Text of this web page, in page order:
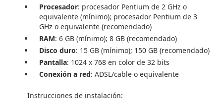
Procesador: procesador Pentium de 2 GHz o
equivalente (mínimo); procesador Pentium de 3
GHz o equivalente (recomendado)
RAM: 6 GB (mínimo); 8 GB (recomendado)
Disco duro: 15 GB (mínimo); 150 GB (recomendado)
Pantalla: 1024 x 768 en color de 32 bits
Conexión a red: ADSL/cable o equivalente
Instrucciones de instalación: